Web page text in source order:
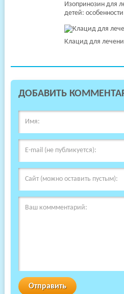
Изопринозин для
детей:
Клацид для
ДОБАВИТЬ